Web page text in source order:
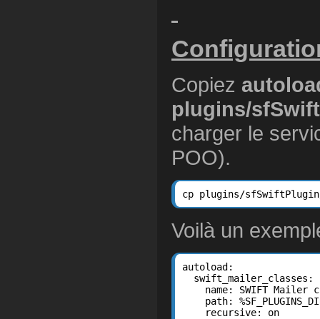
Copiez
plugins/
charger le
POO).
cp plugins/
Voilà un
autoload:
  swift_mailer_classes:
name: SWIFT Mailer
path:
    recursive: on